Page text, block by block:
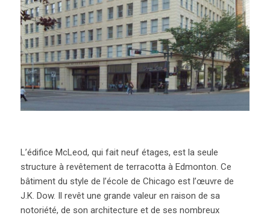
L’édifice McLeod, qui fait neuf étages, est la seule
structure à revêtement de terracotta à Edmonton. Ce
bâtiment du style de l’école de Chicago est l’œuvre de
J.K. Dow. Il revêt une grande valeur en raison de sa
notoriété, de son architecture et de ses nombreux